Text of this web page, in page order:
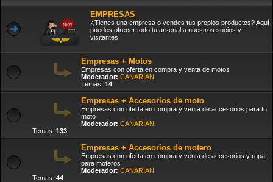
EMPRESAS
¿Tienes una empresa o vendes tus propios productos? Aquí
puedes ofrecer todo tu arsenal a nuestros socios y
visitantes
Empresas + Motos
Empresas con oferta en compra y venta de motos
Moderador: CANARIAN
Temas: 14
Empresas + Accesorios de moto
Empresas con oferta en compra y venta de accesorios para tu
moto
Moderador: CANARIAN
Temas: 133
Empresas + Accesorios de motero
Empresas con oferta en compra y venta de accesorios y ropa
para moteros
Moderador: CANARIAN
Temas: 44